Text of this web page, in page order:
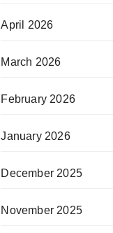
April 2026
March 2026
February 2026
January 2026
December 2025
November 2025